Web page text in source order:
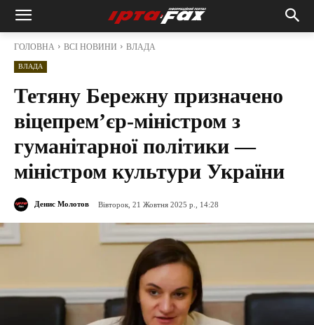
ГОЛОВНА ВСІ НОВИНИ ВЛАДА
ВЛАДА
Тетяну Бережну призначено
віцепрем’єр-міністром з
гуманітарної політики —
міністром культури України
Денис Молотов Вівторок, 21 Жовтня 2025 р., 14:28